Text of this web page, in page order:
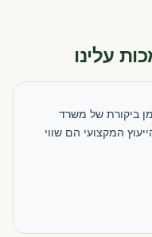
עלינו
ביקורת של משרד
המקצועי הם שווי